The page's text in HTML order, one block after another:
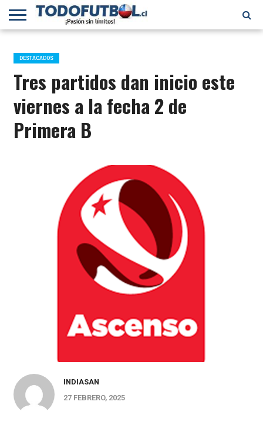
PRIMERA
B
SELECCIÓN
CHILENA
CHILENOS
EN EL
MUNDO
FÚTBOL
INTERNACIONAL
DESTACADOS
Tres partidos dan inicio este
viernes a la fecha 2 de
Primera B
INDIASAN
27 FEBRERO, 2025